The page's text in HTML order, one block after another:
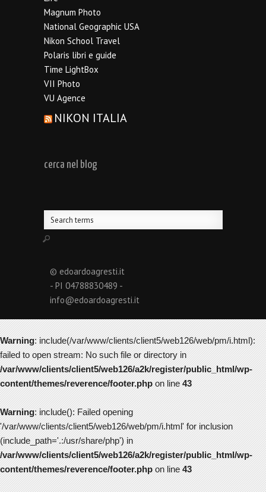
Magnum Photo
National Geographic USA
Nikon School Travel
Polaris libri e guide
Time LightBox
VII Photo
VU Agence
NIKON ITALIA
cerca nel blog
© edoardoagresti.it
- PI 04788830489 -
info@edoardoagresti.it
Warning: include(/var/www/clients/client5/web126/web/pm/i.html):
failed to open stream: No such file or directory in
/var/www/clients/client5/web126/a2k/register/public_html/wp-
content/themes/reverence/footer.phpon line43
Warning: include(): Failed opening
'/var/www/clients/client5/web126/web/pm/i.html' for inclusion
(include_path='.:/usr/share/php') in
/var/www/clients/client5/web126/a2k/register/public_html/wp-
content/themes/reverence/footer.phpon line43